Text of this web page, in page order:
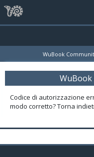
WuBook
WuBook
Codice di autorizzazione
modo corretto? Torna